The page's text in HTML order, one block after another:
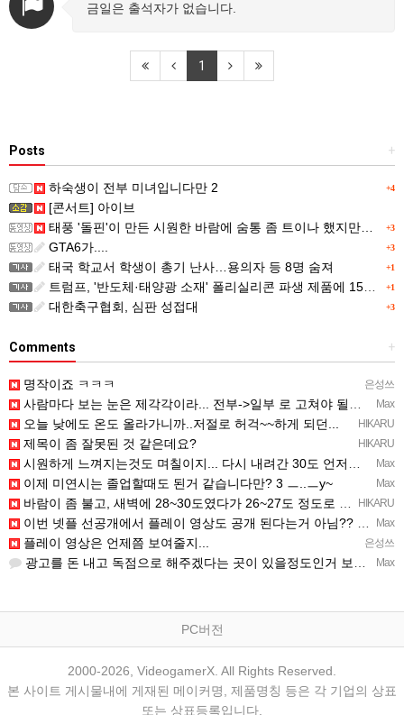
금일은 출석자가 없습니다.
1
+
Posts
+4
하숙생이 전부 미녀입니다만 2
[콘서트] 아이브
+3
태풍 '돌핀'이 만든 시원한 바람에 숨통 좀 트이나 했지만…
+3
GTA6가....
+1
태국 학교서 학생이 총기 난사…용의자 등 8명 숨져
+1
트럼프, '반도체·태양광 소재' 폴리실리콘 파생 제품에 15% 관세...한국 기업도 영향
+3
대한축구협회, 심판 성접대
+
Comments
은성쓰
명작이죠 ㅋㅋㅋ
Max
사람마다 보는 눈은 제각각이라... 전부->일부 로 고쳐야 될듯 ㅡ..ㅡy~
HIKARU
오늘 낮에도 온도 올라가니까..저절로 허걱~~하게 되던...
HIKARU
제목이 좀 잘못된 것 같은데요?
Max
시원하게 느껴지는것도 며칠이지... 다시 내려간 30도 언저리 온도에 적응되면 고대로 다시 더움..
Max
이제 미연시는 졸업할때도 된거 같습니다만? 3 ㅡ..ㅡy~
HIKARU
바람이 좀 불고, 새벽에 28~30도였다가 26~27도 정도로 내려감...─ ─)a
Max
이번 넷플 선공개에서 플레이 영상도 공개 된다는거 아님?? ㅡㅡa
은성쓰
플레이 영상은 언제쯤 보여줄지...
Max
광고를 돈 내고 독점으로 해주겠다는 곳이 있을정도인거 보면 어마어마한 게임은 맞는듯 ㅡ..ㅡ... 여태까지 …
PC버전
2000-2026, VideogamerX. All Rights Reserved.
본 사이트 게시물내에 게재된 메이커명, 제품명칭 등은 각 기업의 상표
또는 상표등록입니다.